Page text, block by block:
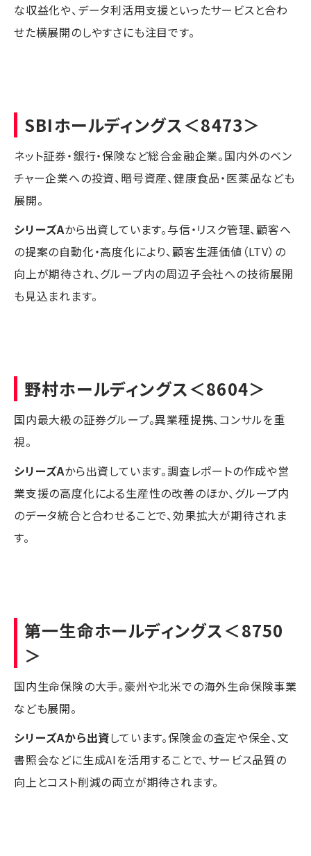
な収益化や、データ利活用支援といったサービスと合わ
せた横展開のしやすさにも注目です。
SBIホールディングス＜8473＞
ネット証券・銀行・保険など総合金融企業。国内外のベン
チャー企業への投資、暗号資産、健康食品・医薬品なども
展開。
シリーズAから出資しています。与信・リスク管理、顧客へ
の提案の自動化・高度化により、顧客生涯価値（LTV）の
向上が期待され、グループ内の周辺子会社への技術展開
も見込まれます。
野村ホールディングス＜8604＞
国内最大級の証券グループ。異業種提携、コンサルを重
視。
シリーズAから出資しています。調査レポートの作成や営
業支援の高度化による生産性の改善のほか、グループ内
のデータ統合と合わせることで、効果拡大が期待されま
す。
第一生命ホールディングス＜8750
＞
国内生命保険の大手。豪州や北米での海外生命保険事業
なども展開。
シリーズAから出資しています。保険金の査定や保全、文
書照会などに生成AIを活用することで、サービス品質の
向上とコスト削減の両立が期待されます。